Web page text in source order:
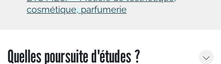
cosmétique, parfumerie
Quelles poursuite d'études ?